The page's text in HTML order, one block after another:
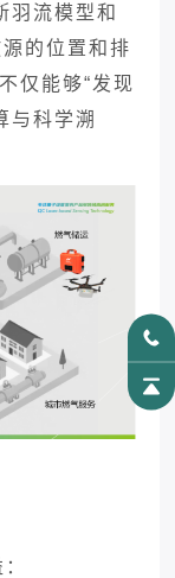
羽流模型和
的位置和排
仅能够“发现
与科学溯